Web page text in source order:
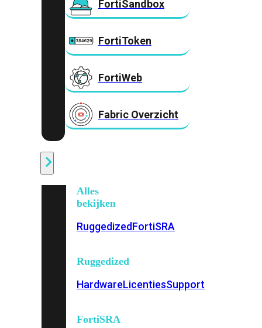
FortiSandbox
FortiToken
FortiWeb
Fabric Overzicht
Alles
bekijken
RuggedizedFortiSRA
Ruggedized
HardwareLicentiesSupport
FortiSRA